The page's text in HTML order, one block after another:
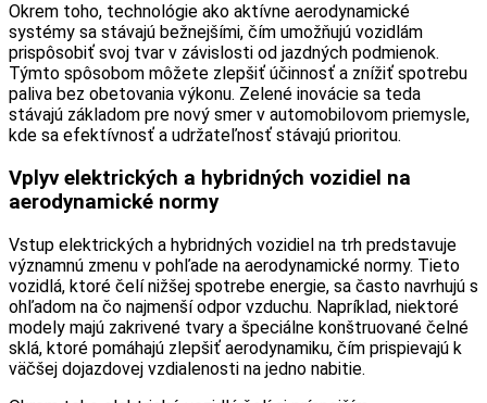
Okrem toho, technológie ako aktívne aerodynamické
systémy sa stávajú bežnejšími, čím umožňujú vozidlám
prispôsobiť svoj tvar v závislosti od jazdných podmienok.
Týmto spôsobom môžete zlepšiť účinnosť a znížiť spotrebu
paliva bez obetovania výkonu. Zelené inovácie sa teda
stávajú základom pre nový smer v automobilovom priemysle,
kde sa efektívnosť a udržateľnosť stávajú prioritou.
Vplyv elektrických a hybridných vozidiel na
aerodynamické normy
Vstup elektrických a hybridných vozidiel na trh predstavuje
významnú zmenu v pohľade na aerodynamické normy. Tieto
vozidlá, ktoré čelí nižšej spotrebe energie, sa často navrhujú s
ohľadom na čo najmenší odpor vzduchu. Napríklad, niektoré
modely majú zakrivené tvary a špeciálne konštruované čelné
sklá, ktoré pomáhajú zlepšiť aerodynamiku, čím prispievajú k
väčšej dojazdovej vzdialenosti na jedno nabitie.